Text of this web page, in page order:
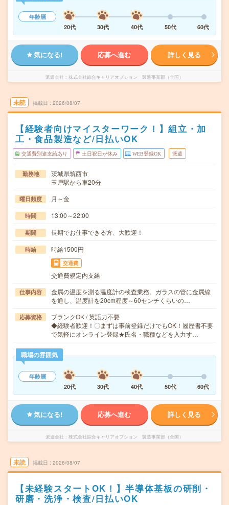
年齢層
20代
30代 40代 50代 60代
気になる! 応募へ進む 詳しく見る
派遣会社 株式会社綜合キャリアオプション 製造事業部（全国）
未読 掲載日 2026/08/07
【経験者向けマイスターワーク！】組立・加
工・食品製造など/日払いOK
交通費別途支給あり 土日祝日が休み WEB登録OK 派遣
勤務地
茨城県筑西市
玉戸駅から車20分
曜日頻度 月～金
時間 13:00～22:00
期間 長期でお仕事できる方、大歓迎！
時給 時給1500円
交通費
交通費規定内支給
仕事内容
金属の温度を測る温度計の検査業務。ガラスの管に金属線
を通し、温度計を20cm程度～60センチくらいの…
応募資格
ブランクOK / 英語力不要
◆経験者歓迎！〇まずは事前登録だけでもOK！履歴書不要
で気軽にオンライン登録★氏名・職種などを入力す…
職場の雰囲気
年齢層
20代
30代 40代 50代 60代
気になる! 応募へ進む 詳しく見る
派遣会社 株式会社綜合キャリアオプション 製造事業部（全国）
未読 掲載日 2026/08/07
【未経験スタートOK！】半導体基板の研削・
研磨・洗浄・検査/日払いOK